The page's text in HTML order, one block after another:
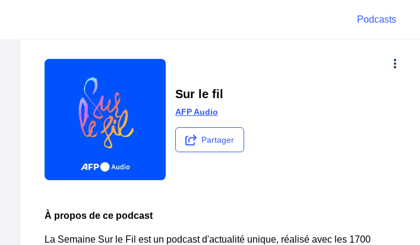
Podcasts
Sur le fil
AFP Audio
Partager
À propos de ce podcast
La Semaine Sur le Fil est un podcast d'actualité unique, réalisé avec les 1700